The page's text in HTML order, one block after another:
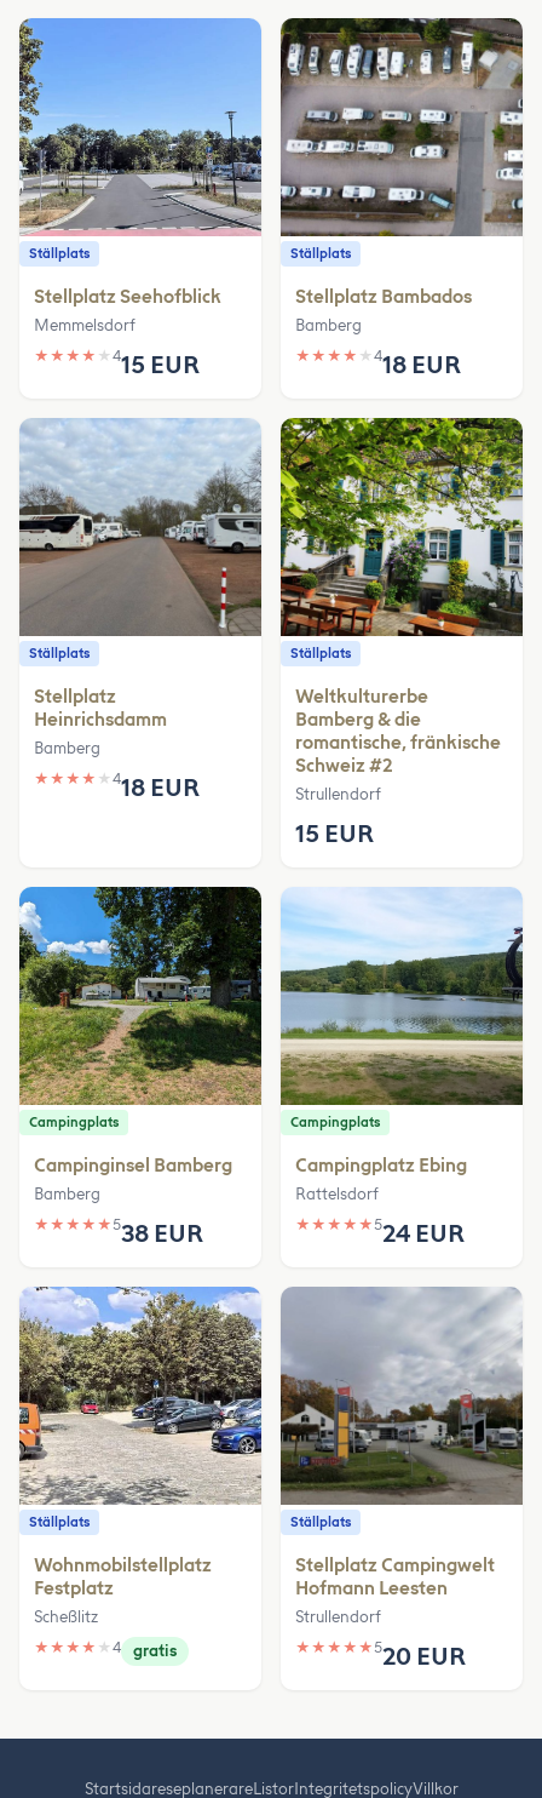
Ställplats
Stellplatz Seehofblick
Memmelsdorf
★ ★ ★ ★ ★ 415 EUR
Ställplats
Stellplatz Bambados
Bamberg
★ ★ ★ ★ ★ 418 EUR
Ställplats
Stellplatz
Heinrichsdamm
Bamberg
★ ★ ★ ★ ★ 418 EUR
Ställplats
Weltkulturerbe
Bamberg & die
romantische, fränkische
Schweiz #2
Strullendorf
15 EUR
Campingplats
Campinginsel Bamberg
Bamberg
★ ★ ★ ★ ★538 EUR
Campingplats
Campingplatz Ebing
Rattelsdorf
★ ★ ★ ★ ★524 EUR
Ställplats
Wohnmobilstellplatz
Festplatz
Scheßlitz
★ ★ ★ ★ ★ 4 gratis
Ställplats
Stellplatz Campingwelt
Hofmann Leesten
Strullendorf
★ ★ ★ ★ ★520 EUR
StartsidareseplanerareListorIntegritetspolicyVillkor